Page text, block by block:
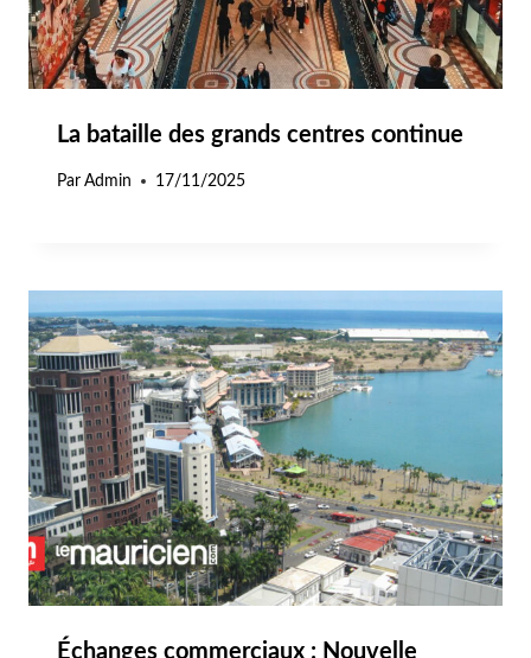
La bataille des grands centres continue
Par Admin 17/11/2025
Échanges commerciaux : Nouvelle